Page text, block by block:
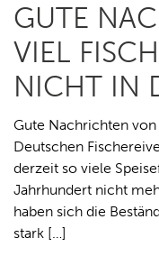
GUTE
VIEL
NICHT IN
Gute Nachrichten
Deutschen
derzeit so viele
Jahrhundert nicht
haben sich die
stark […]